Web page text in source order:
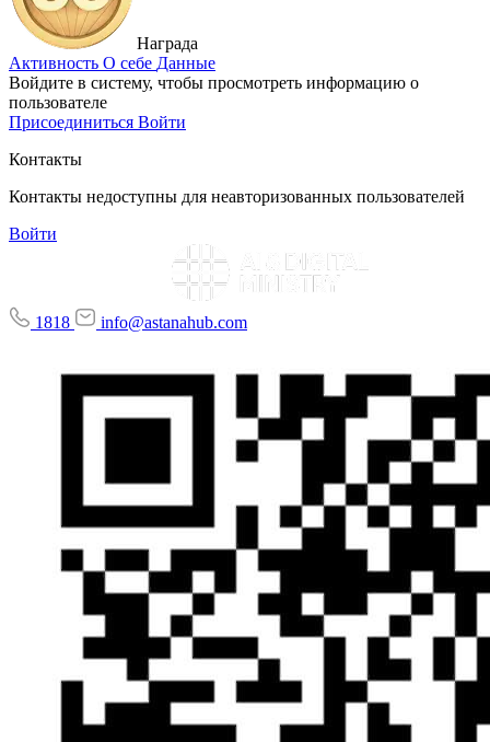
Награда
Активность О себе Данные
Войдите в систему, чтобы просмотреть информацию о
пользователе
Присоединиться Войти
Контакты
Контакты недоступны для неавторизованных пользователей
Войти
1818 info@astanahub.com